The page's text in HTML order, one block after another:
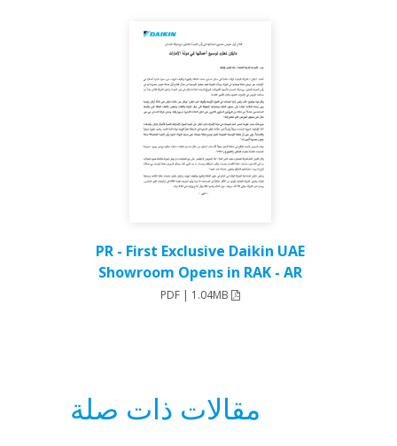
PR - First Exclusive Daikin UAE
Showroom Opens in RAK - AR
مقالات ذات صلة